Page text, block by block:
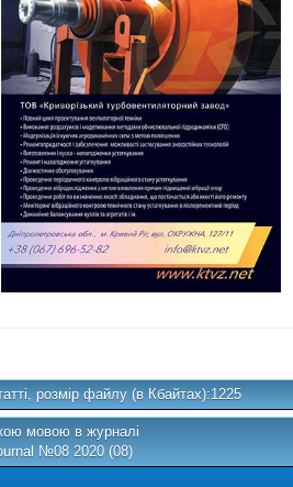
розмір файлу (в Кбайтах):1225
мовою в журналі
№08 2020 (08)